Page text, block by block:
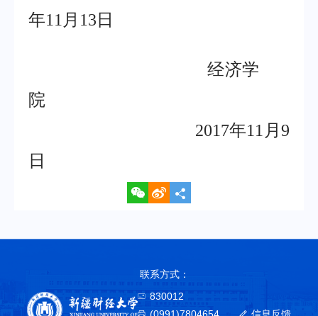
年11月13日
经济学
院
2017年11月9
日
联系方式：
830012